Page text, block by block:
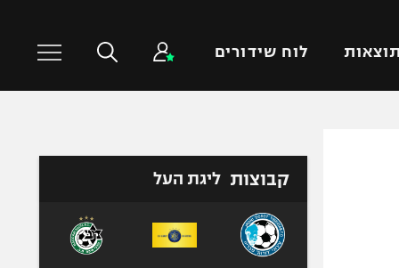
תוצאות לוח שידורים
טניס
כדורעף
קבוצות ליגת העל